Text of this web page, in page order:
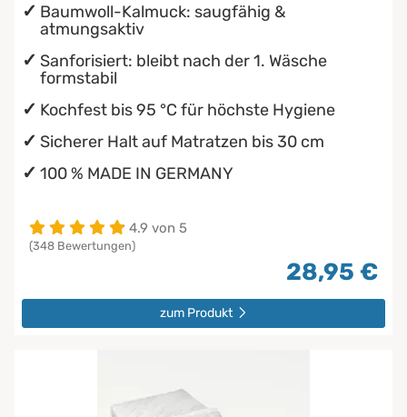
Baumwoll-Kalmuck: saugfähig &
atmungsaktiv
Sanforisiert: bleibt nach der 1. Wäsche
formstabil
Kochfest bis 95 °C für höchste Hygiene
Sicherer Halt auf Matratzen bis 30 cm
100 % MADE IN GERMANY
4.9 von 5
(348 Bewertungen)
28,95 €
zum Produkt